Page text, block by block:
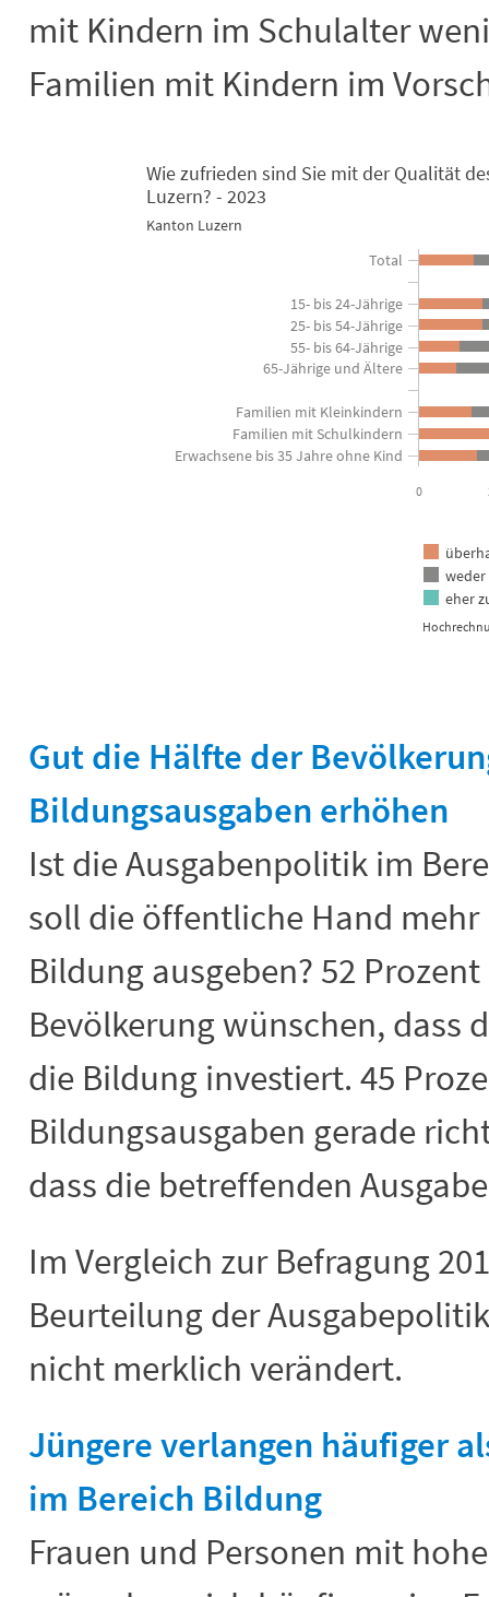
mit Kindern im Schulalter
Familien mit Kindern im
Wie zufrieden sind Sie mit der
Bar chart with 3 data series.
View as data table, Wie zufrieden sind Sie mit der Qualität des
The chart has 1 X axis displaying categories.
The chart has 1 Y axis displaying in Prozent der Bevölkerung.
Wie zufrieden sind Sie mit der Qualität
Luzern? - 2023
Kanton Luzern
eher
0
Erwachsene bis 35 Jahre ohne Kind
Familien mit Schulkindern
Familien mit Kleinkindern
65-Jährige und Ältere
55- bis 64-Jährige
25- bis 54-Jährige
15- bis 24-Jährige
Total
Gut die Hälfte der
Bildungsausgaben erhöhen
Ist die Ausgabenpolitik im
soll die öffentliche Hand
Bildung ausgeben? 52
Bevölkerung wünschen, dass
die Bildung investiert. 45
Bildungsausgaben gerade
dass die betreffenden
Im Vergleich zur Befragung
Beurteilung der
nicht merklich verändert.
Jüngere verlangen häufiger
im Bereich Bildung
Frauen und Personen mit